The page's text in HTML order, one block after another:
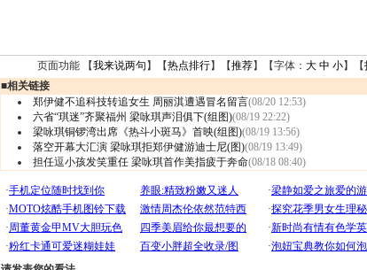
页面功能 【我来说两句 】【热点排行】【推荐】【字体： 大 中 小】【
■相关链接
郑伊健不追科技转追女生 周丽淇遭遇冒名留言(08/20 12:53)
六省“琪迷”齐聚福州 梁咏琪声泪俱下(组图)(08/19 22:22)
梁咏琪铜锣湾出席《热斗小斑马》首映(组图)(08/19 13:56)
落空开幕大汇演 梁咏琪拒郑伊健游迪士尼(图)(08/19 13:49)
担任逗小孩发笑重任 梁咏琪首作美指疲于奔命(08/18 08:40)